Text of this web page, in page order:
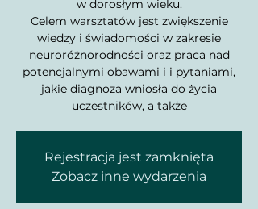
w dorosłym wieku.
Celem warsztatów jest zwiększenie
wiedzy i świadomości w zakresie
neuroróżnorodności oraz praca nad
potencjalnymi obawami i i pytaniami,
jakie diagnoza wniosła do życia
uczestników, a także
Rejestracja jest zamknięta
Zobacz inne wydarzenia